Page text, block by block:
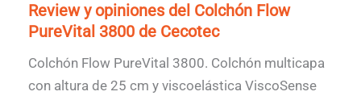
Review y opiniones del Colchón Flow
PureVital 3800 de Cecotec
Colchón Flow PureVital 3800. Colchón multicapa
con altura de 25 cm y viscoelástica ViscoSense